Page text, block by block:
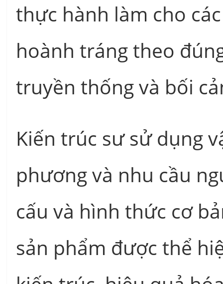
thực hành làm cho
hoành tráng theo
truyền thống và bối
Kiến trúc sư sử dụng
phương và nhu cầu
cấu và hình thức cơ
sản phẩm được thể